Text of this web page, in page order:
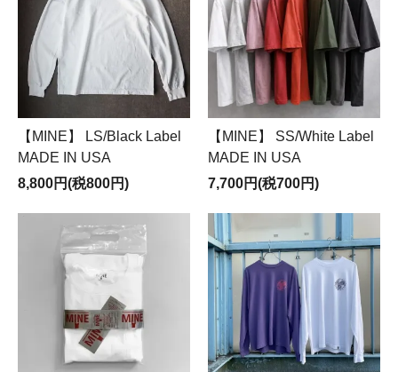
【MINE】 LS/Black Label
MADE IN USA
8,800円(税800円)
【MINE】 SS/White Label
MADE IN USA
7,700円(税700円)